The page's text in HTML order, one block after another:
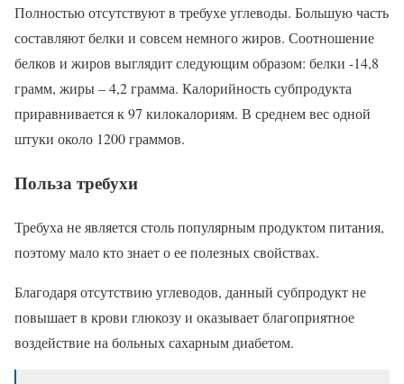
Полностью отсутствуют в требухе углеводы. Большую часть
составляют белки и совсем немного жиров. Соотношение
белков и жиров выглядит следующим образом: белки -14,8
грамм, жиры – 4,2 грамма. Калорийность субпродукта
приравнивается к 97 килокалориям. В среднем вес одной
штуки около 1200 граммов.
Польза требухи
Требуха не является столь популярным продуктом питания,
поэтому мало кто знает о ее полезных свойствах.
Благодаря отсутствию углеводов, данный субпродукт не
повышает в крови глюкозу и оказывает благоприятное
воздействие на больных сахарным диабетом.